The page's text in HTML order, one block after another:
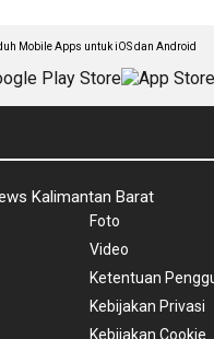
Mobile Apps untuk iOS dan Android
Kalimantan Barat
Foto
Video
Ketentuan
Kebijakan Privasi
Kebijakan Cookie